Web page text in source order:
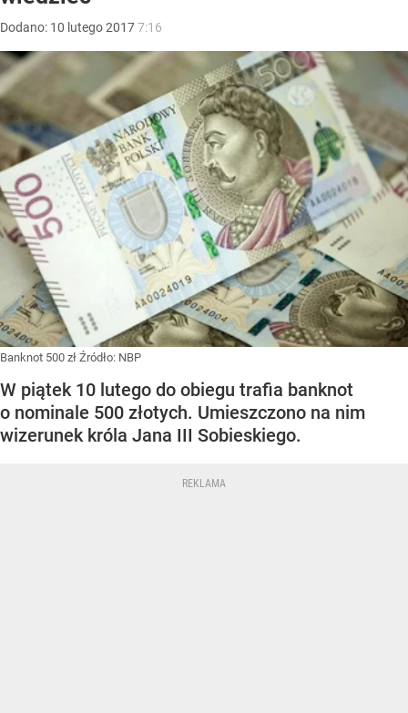
Dodano: 10 lutego20177:16
Banknot 500 zł Źródło: NBP
W piątek 10 lutego do obiegu trafia banknot
o nominale 500 złotych. Umieszczono na nim
wizerunek króla Jana III Sobieskiego.